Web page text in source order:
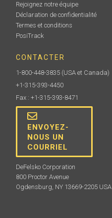
Rejoignez notre équipe
Déclaration de confidentialité
Termes et conditions
PosiTrack
CONTACTER
1-800-448-3835 (USA et Canada)
+1-315-393-4450
Fax : +1-315-393-8471
ENVOYEZ-
NOUS UN
COURRIEL
DeFelsko Corporation
800 Proctor Avenue
Ogdensburg, NY 13669-2205 USA